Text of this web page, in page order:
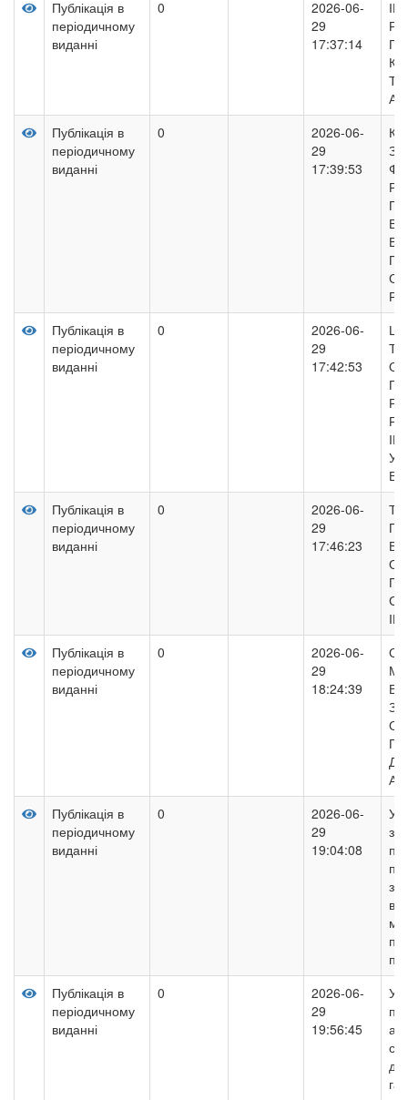
Публікація в
періодичному
виданні
0
2026-06-
29
17:37:14
Публікація в
періодичному
виданні
0
2026-06-
29
17:39:53
В
Публікація в
періодичному
виданні
0
2026-06-
29
17:42:53
В
Публікація в
періодичному
виданні
0
2026-06-
29
17:46:23
Публікація в
періодичному
виданні
0
2026-06-
29
18:24:39
Публікація в
періодичному
виданні
0
2026-06-
29
19:04:08
Публікація в
періодичному
виданні
0
2026-06-
29
19:56:45